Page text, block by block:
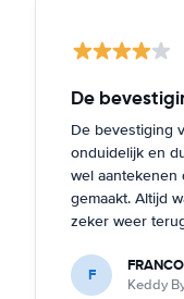
De
De bevestiging
onduidelijk en
wel aantekenen
gemaakt. Altijd
zeker weer
F Keddy